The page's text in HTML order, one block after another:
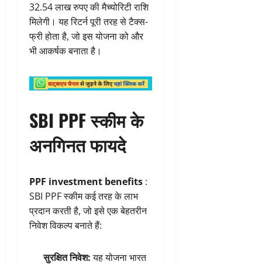
32.54 लाख रुपए की मैच्योरिटी राशि
मिलेगी। यह रिटर्न पूरी तरह से टैक्स-
फ्री होता है, जो इस योजना को और
भी आकर्षक बनाता है।
SBI PPF स्कीम के
अनगिनत फायदे
PPF investment benefits :
SBI PPF स्कीम कई तरह के लाभ
प्रदान करती है, जो इसे एक बेहतरीन
निवेश विकल्प बनाते हैं:
सुरक्षित निवेश:यह योजना भारत